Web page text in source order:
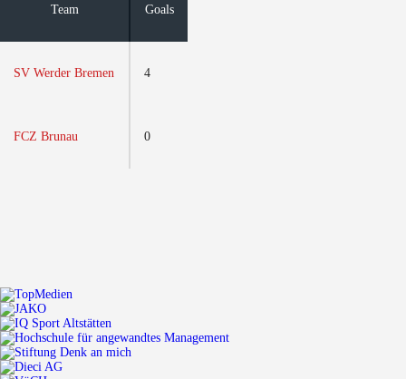
Team Goals
SV Werder Bremen 4
FCZ Brunau 0